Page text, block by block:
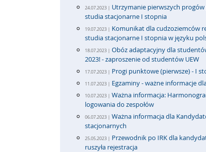
24.07.2023 | Utrzymanie pierwszych
studia stacjonarne I stopnia
19.07.2023 | Komunikat dla cudzoziemców
studia stacjonarne I stopnia w języku
18.07.2023 | Obóz adaptacyjny dla
2023! - zaproszenie od studentów UEW
17.07.2023 | Progi punktowe (pierwsze) - I
11.07.2023 | Egzaminy - ważne informacje
10.07.2023 | Ważna informacja:
logowania do zespołów
06.07.2023 | Ważna informacja dla
stacjonarnych
25.05.2023 | Przewodnik po IRK dla
ruszyła rejestracja